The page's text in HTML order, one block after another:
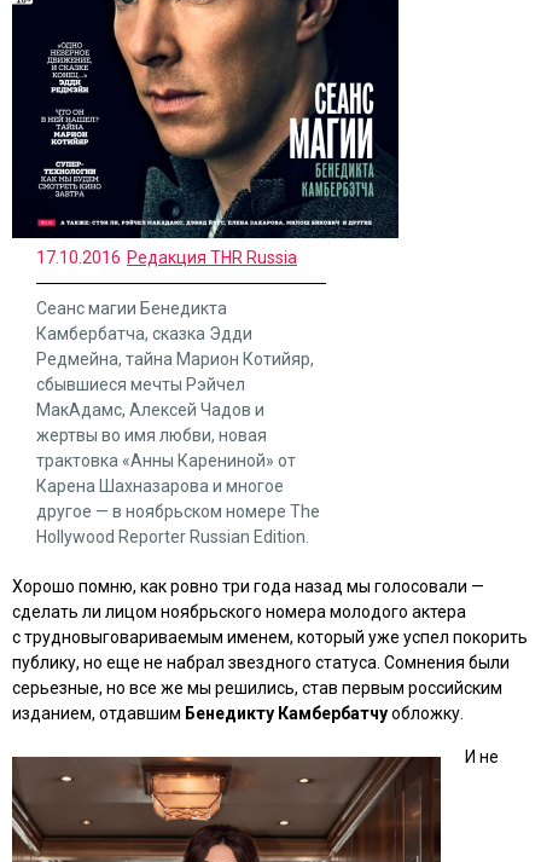
17.10.2016 Редакция THR Russia
Сеанс магии Бенедикта
Камбербатча, сказка Эдди
Редмейна, тайна Марион Котийяр,
сбывшиеся мечты Рэйчел
МакАдамс, Алексей Чадов и
жертвы во имя любви, новая
трактовка «Анны Карениной» от
Карена Шахназарова и многое
другое — в ноябрьском номере The
Hollywood Reporter Russian Edition.
Хорошо помню, как ровно три года назад мы голосовали —
сделать ли лицом ноябрьского номера молодого актера
с трудновыговариваемым именем, который уже успел покорить
публику, но еще не набрал звездного статуса. Сомнения были
серьезные, но все же мы решились, став первым российским
изданием, отдавшим Бенедикту Камбербатчуобложку.
И не